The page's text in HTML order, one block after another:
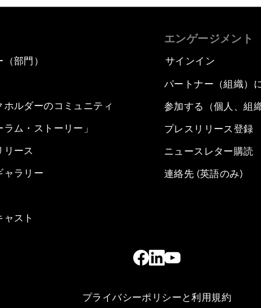
部門）
ホルダーのコミュニティ
ラム・ストーリー」
リース
ャラリー
スト
エンゲージメント
サインイン
パートナー（組織）
参加する（個人、組織
プレスリリース登録
ニュースレター購読
連絡先 (英語のみ)
プライバシーポリシーと利用規約